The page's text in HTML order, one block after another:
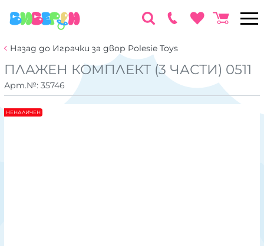
Назад до Играчки за двор Polesie Toys
ПЛАЖЕН КОМПЛЕКТ (3 ЧАСТИ) 0511
Арт.№: 35746
НЕНАЛИЧЕН